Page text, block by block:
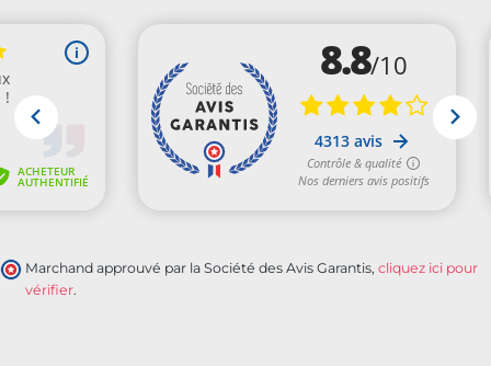
Marchand approuvé par la Société des Avis Garantis, cliquez ici pour
vérifier.